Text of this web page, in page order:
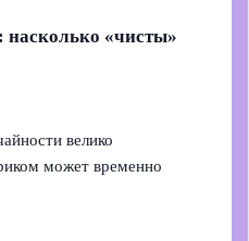
насколько «чисты»
велико
может временно